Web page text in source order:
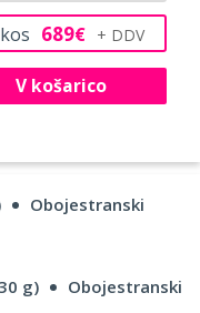
kos 689€
V košarico
Obojestranski
g)
Obojestranski